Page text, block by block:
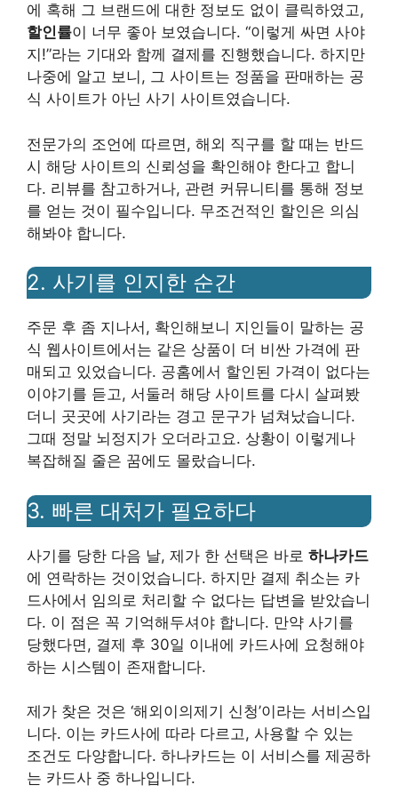
에 혹해 그 브랜드에 대한 정보도 없이 클릭하였고,
할인률이 너무 좋아 보였습니다. “이렇게 싸면 사야
지!”라는 기대와 함께 결제를 진행했습니다. 하지만
나중에 알고 보니, 그 사이트는 정품을 판매하는 공
식 사이트가 아닌 사기 사이트였습니다.
전문가의 조언에 따르면, 해외 직구를 할 때는 반드
시 해당 사이트의 신뢰성을 확인해야 한다고 합니
다. 리뷰를 참고하거나, 관련 커뮤니티를 통해 정보
를 얻는 것이 필수입니다. 무조건적인 할인은 의심
해봐야 합니다.
2. 사기를 인지한 순간
주문 후 좀 지나서, 확인해보니 지인들이 말하는 공
식 웹사이트에서는 같은 상품이 더 비싼 가격에 판
매되고 있었습니다. 공홈에서 할인된 가격이 없다는
이야기를 듣고, 서둘러 해당 사이트를 다시 살펴봤
더니 곳곳에 사기라는 경고 문구가 넘쳐났습니다.
그때 정말 뇌정지가 오더라고요. 상황이 이렇게나
복잡해질 줄은 꿈에도 몰랐습니다.
3. 빠른 대처가 필요하다
사기를 당한 다음 날, 제가 한 선택은 바로 하나카드
에 연락하는 것이었습니다. 하지만 결제 취소는 카
드사에서 임의로 처리할 수 없다는 답변을 받았습니
다. 이 점은 꼭 기억해두셔야 합니다. 만약 사기를
당했다면, 결제 후 30일 이내에 카드사에 요청해야
하는 시스템이 존재합니다.
제가 찾은 것은 ‘해외이의제기 신청’이라는 서비스입
니다. 이는 카드사에 따라 다르고, 사용할 수 있는
조건도 다양합니다. 하나카드는 이 서비스를 제공하
는 카드사 중 하나입니다.